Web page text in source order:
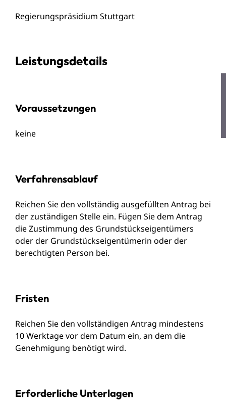
Regierungspräsidium Stuttgart
Leistungsdetails
Voraussetzungen
keine
Verfahrensablauf
Reichen Sie den vollständig ausgefüllten Antrag bei
der zuständigen Stelle ein. Fügen Sie dem Antrag
die Zustimmung des Grundstückseigentümers
oder der Grundstückseigentümerin oder der
berechtigten Person bei.
Fristen
Reichen Sie den vollständigen Antrag mindestens
10 Werktage vor dem Datum ein, an dem die
Genehmigung benötigt wird.
Erforderliche Unterlagen